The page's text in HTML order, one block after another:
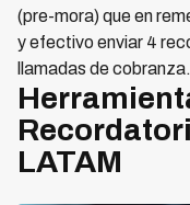
(pre-mora) que en
y efectivo enviar 4
llamadas de cobranza.
LATAM